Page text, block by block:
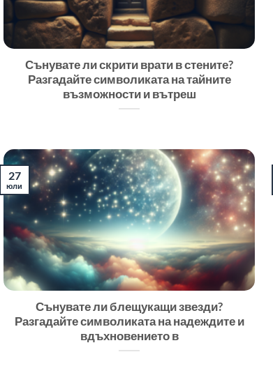
Сънувате ли скрити врати в стените?
Разгадайте символиката на тайните
възможности и вътреш
Сънувате ли блещукащи звезди?
Разгадайте символиката на надеждите и
вдъхновението в
27
юли